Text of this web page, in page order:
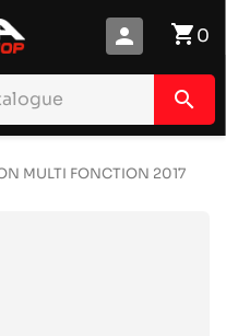
shopping_cart0
person
search
MULTI FONCTION 2017